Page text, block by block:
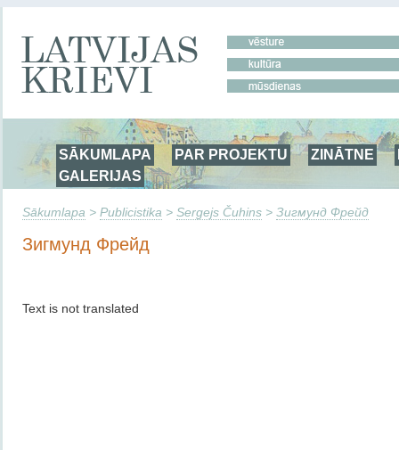
SĀKUMLAPA PAR PROJEKTU ZINĀTNE
GALERIJAS
Sākumlapa > Publicistika > Sergejs Čuhins > Зигмунд Фрейд
Зигмунд Фрейд
Text is not translated